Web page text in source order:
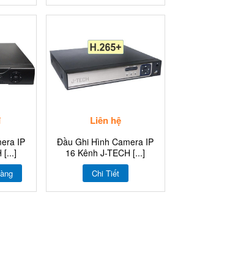
IP
[...]
Liên hệ
Đầu Ghi Hình Camera IP
16 Kênh J-TECH [...]
Chi Tiết